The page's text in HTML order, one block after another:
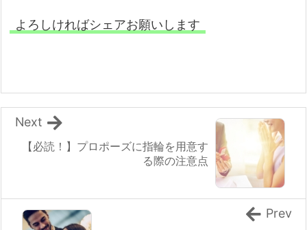
よろしければシェアお願いします
【必読！】プロポーズに指輪を用意す
る際の注意点
Next
Prev